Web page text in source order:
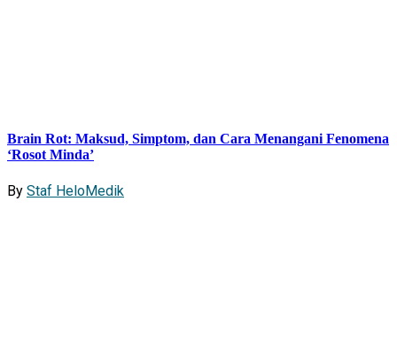
Brain Rot: Maksud, Simptom, dan Cara Menangani Fenomena
‘Rosot Minda’
By Staf HeloMedik